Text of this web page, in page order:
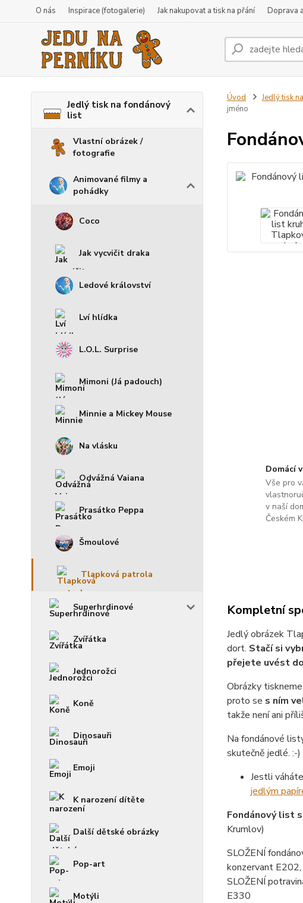
O nás Inspirace (fotogalerie) Jak nakupovat a tisk na přání Doprava
Jedlý tisk na fondánový
list
Vlastní obrázek /
fotografie
Animované filmy a
pohádky
Coco
Jak vycvičit draka
Ledové království
Lví hlídka
L.O.L. Surprise
Mimoni (Já padouch)
Minnie a Mickey Mouse
Na vlásku
Odvážná Vaiana
Prasátko Peppa
Šmoulové
Tlapková patrola
Superhrdinové
Zvířátka
Jednorožci
Koně
Dinosauři
Emoji
K narození dítěte
Další dětské obrázky
Pop-art
Motýli
Úvod Jedlý tisk
jméno
Domácí
Vše pro
v naší
Českém
Kompletní
Jedlý obrázek
dort. Stačí si
přejete uvést
Obrázky
proto se s ním
takže není ani
Na fondánové
skutečně jedlé. :-
Jestli
jedlým
Fondánový list
Krumlov)
SLOŽENÍ
konzervant
SLOŽENÍ
E330